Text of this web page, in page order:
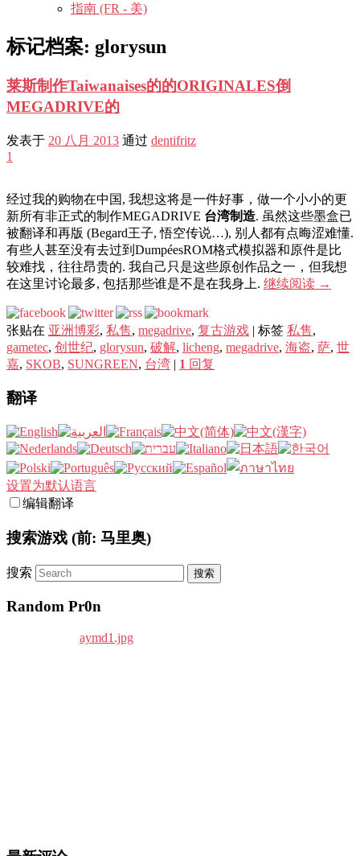
指南 (FR - 美)
标记档案: glorysun
莱斯制作Taiwanaises的的ORIGINALES倒
MEGADRIVE的
发表于 20 八月 2013 通过 dentifritz
1
经过我的购物在中国, 我想这将是一件好事，做一个小小的更
新所有非正式的制作MEGADRIVE 台湾制造. 虽然这些墨盒已
被翻译和再版 (Begard王子, 悟空传说…), 别人都有点晦涩难懂.
有些人甚至没有去过到DumpéesROM格式模拟器和原件是比
较难找，往往昂贵的. 我自己只是这些原创作品之一，但我想
在这里讨论最多, 包括那些谁是不是在我身上. 继续阅读 →
张贴在 亚洲博彩, 私售, megadrive, 复古游戏 | 标签 私售,
gametec, 创世纪, glorysun, 破解, licheng, megadrive, 海盗, 萨, 世
嘉, SKOB, SUNGREEN, 台湾 | 1 回复
翻译
设置为默认语言
编辑翻译
搜索游戏 (前: 马里奥)
搜索
Random Pr0n